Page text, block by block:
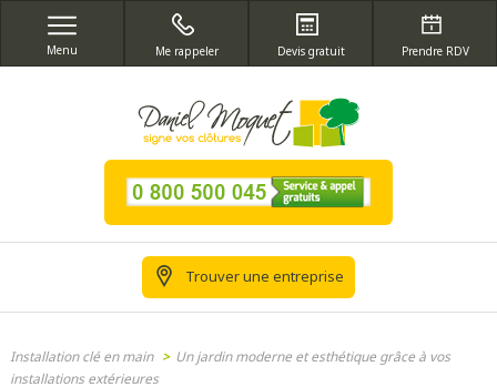
Menu Me rappeler Devis gratuit Prendre RDV
Trouver une entreprise
Installation clé en main > Un jardin moderne et esthétique grâce à vos
installations extérieures